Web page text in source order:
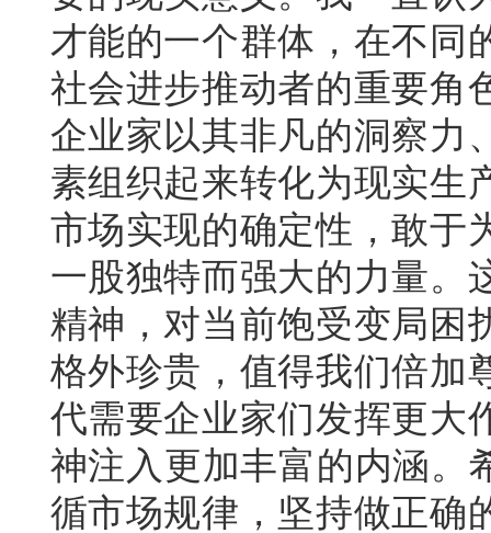
才能的一个群体，在不同
社会进步推动者的重要角
企业家以其非凡的洞察力
素组织起来转化为现实生
市场实现的确定性，敢于
一股独特而强大的力量。
精神，对当前饱受变局困
格外珍贵，值得我们倍加
代需要企业家们发挥更大
神注入更加丰富的内涵。
循市场规律，坚持做正确